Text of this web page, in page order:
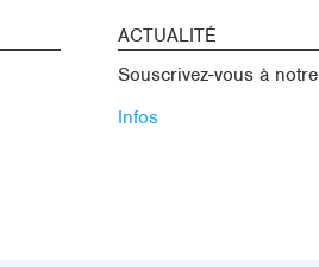
ACTUALITÉ
Souscrivez-vous à notre
Infos